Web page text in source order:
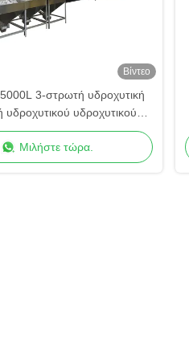
Βίντεο
3-στρωτή υδροχυτική
υδροχυτικού υδροχυτικού
υδροχυτικού υδροχυτικού
υδροχυτικού υδροχυτικού
υδροχυτικού υλικού
Μιλήστε τώρα.